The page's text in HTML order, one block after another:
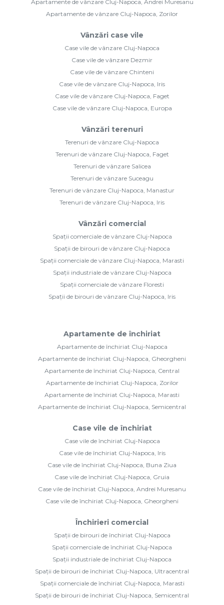
Apartamente de vânzare Cluj-Napoca, Andrei Muresanu
Apartamente de vânzare Cluj-Napoca, Zorilor
Vânzări case vile
Case vile de vânzare Cluj-Napoca
Case vile de vânzare Dezmir
Case vile de vânzare Chinteni
Case vile de vânzare Cluj-Napoca, Iris
Case vile de vânzare Cluj-Napoca, Faget
Case vile de vânzare Cluj-Napoca, Europa
Vânzări terenuri
Terenuri de vânzare Cluj-Napoca
Terenuri de vânzare Cluj-Napoca, Faget
Terenuri de vânzare Salicea
Terenuri de vânzare Suceagu
Terenuri de vânzare Cluj-Napoca, Manastur
Terenuri de vânzare Cluj-Napoca, Iris
Vânzări comercial
Spații comerciale de vânzare Cluj-Napoca
Spații de birouri de vânzare Cluj-Napoca
Spații comerciale de vânzare Cluj-Napoca, Marasti
Spații industriale de vânzare Cluj-Napoca
Spații comerciale de vânzare Floresti
Spații de birouri de vânzare Cluj-Napoca, Iris
Apartamente de închiriat
Apartamente de închiriat Cluj-Napoca
Apartamente de închiriat Cluj-Napoca, Gheorgheni
Apartamente de închiriat Cluj-Napoca, Central
Apartamente de închiriat Cluj-Napoca, Zorilor
Apartamente de închiriat Cluj-Napoca, Marasti
Apartamente de închiriat Cluj-Napoca, Semicentral
Case vile de închiriat
Case vile de închiriat Cluj-Napoca
Case vile de închiriat Cluj-Napoca, Iris
Case vile de închiriat Cluj-Napoca, Buna Ziua
Case vile de închiriat Cluj-Napoca, Gruia
Case vile de închiriat Cluj-Napoca, Andrei Muresanu
Case vile de închiriat Cluj-Napoca, Gheorgheni
Închirieri comercial
Spații de birouri de închiriat Cluj-Napoca
Spații comerciale de închiriat Cluj-Napoca
Spații industriale de închiriat Cluj-Napoca
Spații de birouri de închiriat Cluj-Napoca, Ultracentral
Spații comerciale de închiriat Cluj-Napoca, Marasti
Spații de birouri de închiriat Cluj-Napoca, Semicentral